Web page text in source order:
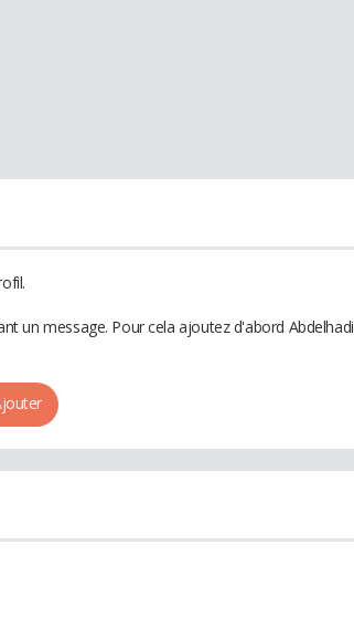
un message. Pour cela ajoutez d'abord Abdelhadi